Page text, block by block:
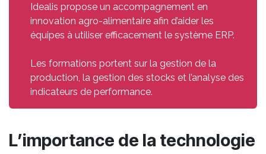
Idealis propose un accompagnement en
innovation agro-alimentaire afin d’aider les
équipes à utiliser efficacement le système ERP.
Les formations portent sur la gestion de la
production, la gestion des stocks et l’analyse des
indicateurs de performance.
L’importance de la technologie